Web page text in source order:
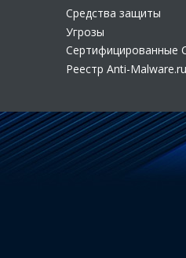
Cредства защиты
Угрозы
Сертифицированные
Реестр Anti-Malware.ru
СМИ ЭЛ № ФС 77 - 68398,
материалов на